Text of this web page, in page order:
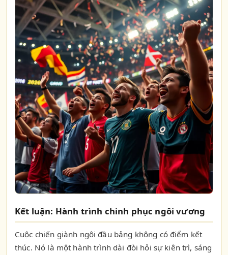
Kết luận: Hành trình chinh phục ngôi vương
Cuộc chiến giành ngôi đầu bảng không có điểm kết
thúc. Nó là một hành trình dài đòi hỏi sự kiên trì, sáng